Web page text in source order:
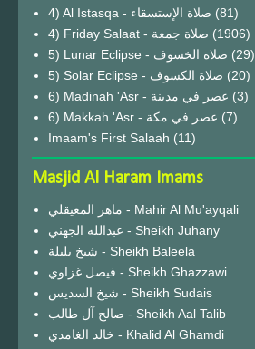
4) Al Istasqa - صلاة الإستسقاء (81)
4) Friday Salaat - صلاة جمعة (1906)
5) Lunar Eclipse - صلاة الخسوف (29)
(20)
6) Madinah 'Asr - عصر في مدينة (3)
6) Makkah 'Asr - عصر في مكة (7)
Imaam's First Salaah (11)
Masjid Al Haram Imams
ماهر المعيقلي - Mahir Al Mu'ayqali
عبدالله الجهني - Sheikh Juhany
شيخ بليلة - Sheikh Baleela
فيصل غزاوي - Sheikh Ghazzawi
شيخ السديس - Sheikh Sudais
صالح آل طالب - Sheikh Aal Talib
خالد الغامدي - Khalid Al Ghamdi